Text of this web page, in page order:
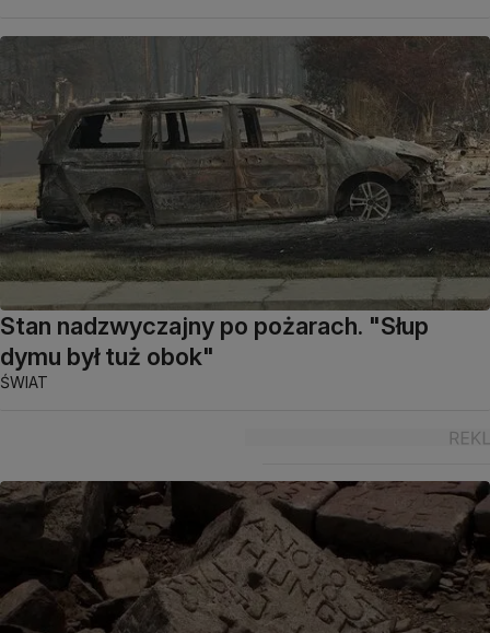
Stan nadzwyczajny po pożarach. "Słup
dymu był tuż obok"
ŚWIAT